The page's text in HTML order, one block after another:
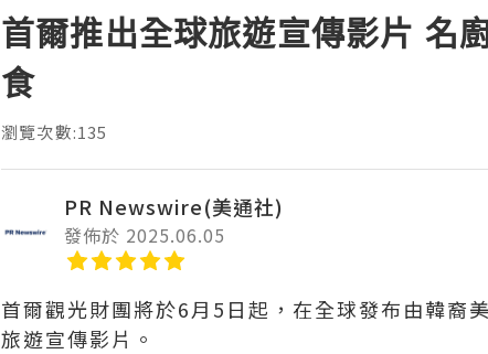
首爾推出全球旅遊宣傳影片 名
食
瀏覽次數:135
PR Newswire(美通社)
發佈於 2025.06.05
首爾觀光財團將於6月5日起，在全球發布由韓裔
旅遊宣傳影片。